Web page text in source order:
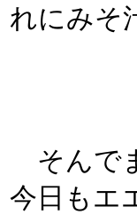
れにみそ
そんで
今日もエ